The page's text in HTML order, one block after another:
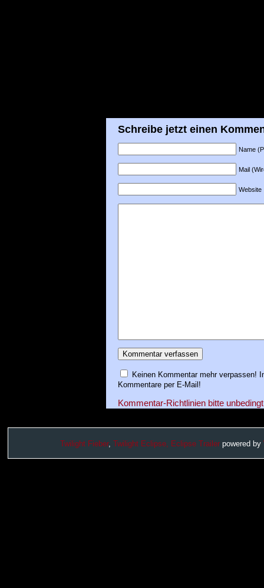
Schreibe jetzt einen
Name
Mail
Website
Keinen Kommentar mehr verpassen!
Kommentare per E-Mail!
Kommentar-Richtlinien bitte
Twilight Fieber, Twilight Eclipse, Eclipse Trailer powered by